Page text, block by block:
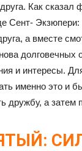
Как сказал
Сент-
а вместе
долговечных
и интересы.
именно это и
дружбу, а затем